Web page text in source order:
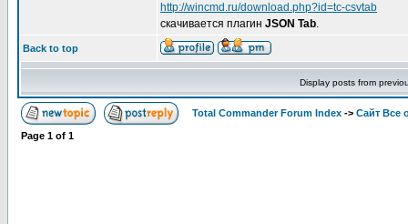
http://wincmd.ru/download.php?id=tc-csvtab
скачивается плагин JSON Tab.
Back to top
Display posts from
Total Commander Forum Index -> Сайт Все
Page 1 of 1